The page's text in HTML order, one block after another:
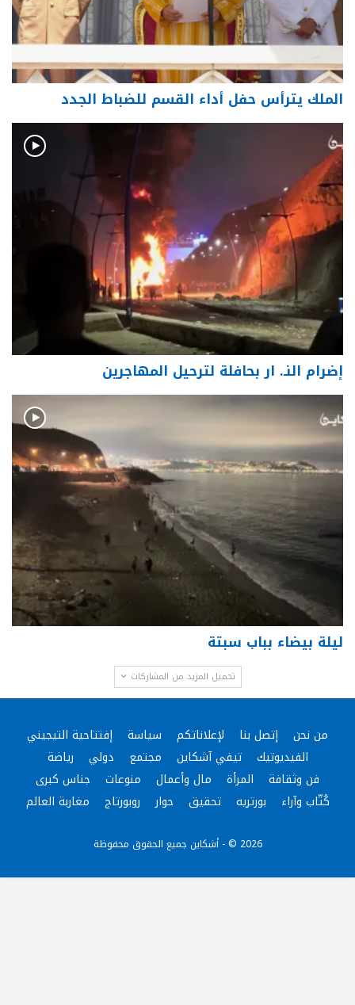
الملك يترأس حفل أداء القسم للضباط الجدد
إضرام النـ. ار بحافلة لترحيل المهاجرين
ليلة بيضاء بباب سبتة
تحميل المزيد من المشاركات
من نحن إتصل بنا لإعلاناتكم سياسة
إفتتاحية التيجيني
الفيديوتيك
تيفي آشكاين مجتمع دولي
رياضة
فن وثقافة
المرأة مال وأعمال منوعات
جناس كبرى
كُتّاب وآراء
بورتريه تحقيق حوار روبورتاج مغاربة العالم
2026 © - أشكاين جميع الحقوق محفوظة